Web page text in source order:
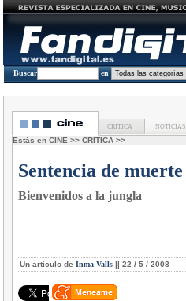
Buscar en
CRITICA NOTICIAS
Estás en CINE >> CRITICA >>
Sentencia de muerte
Bienvenidos a la jungla
Un artículo de Inma Valls|| 22 / 5 / 2008